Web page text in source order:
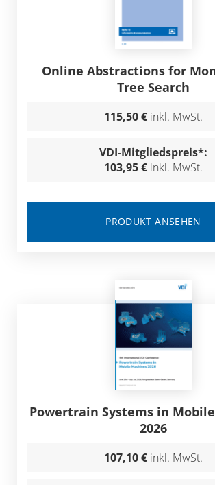
Online Abstractions for
Tree Search
115,50 € inkl. MwSt.
VDI-Mitgliedspreis*:
103,95 € inkl. MwSt.
PRODUKT ANSEHEN
Powertrain Systems in
2026
107,10 € inkl. MwSt.